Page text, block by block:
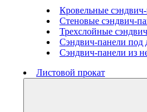
Кровельные
Стеновые cэндвич-
Трехслойные
Сэндвич-панели под
Сэндвич-панели из
Листовой прокат